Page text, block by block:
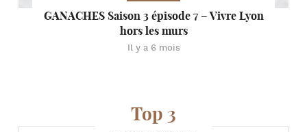
GANACHES Saison 3 épisode 7 – Vivre Lyon
hors les murs
Il y a 6 mois
Top 3